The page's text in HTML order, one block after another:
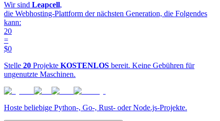
Wir sind Leapcell,
die Webhosting-Plattform der nächsten Generation, die Folgendes
kann:
20
=
$0
Stelle 20 Projekte KOSTENLOS bereit. Keine Gebühren für
ungenutzte Maschinen.
Hoste beliebige Python-, Go-, Rust- oder Node.js-Projekte.